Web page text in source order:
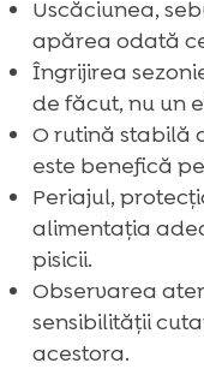
Uscăciunea,
apărea odată
Îngrijirea
de făcut, nu un
O rutină stabilă
este benefică
Periajul,
alimentația
pisicii.
Observarea
sensibilității
acestora.